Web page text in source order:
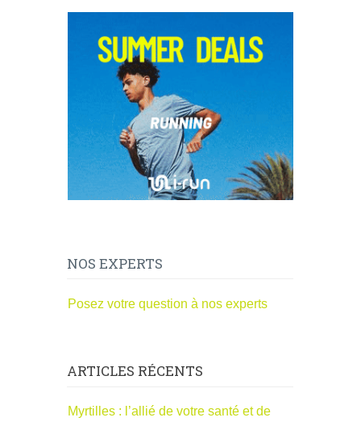
NOS EXPERTS
Posez votre question à nos experts
ARTICLES RÉCENTS
Myrtilles : l’allié de votre santé et de